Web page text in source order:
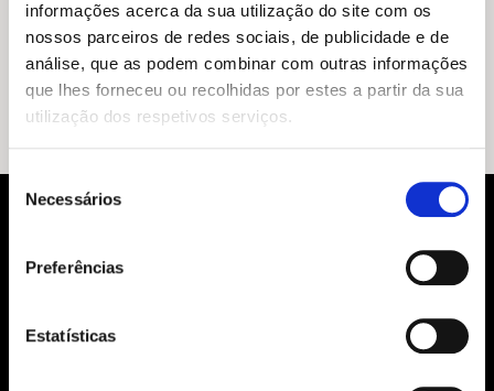
informações acerca da sua utilização do site com os
nossos parceiros de redes sociais, de publicidade e de
análise, que as podem combinar com outras informações
que lhes forneceu ou recolhidas por estes a partir da sua
utilização dos respetivos serviços.
Seleção
Necessários
Preferências
Estatísticas
13,29€O
preço
original
era:
13,29 €.
11,96€O
preço
atual
é:
11,96 €.
Álbum de Famílias
Susana Amorim